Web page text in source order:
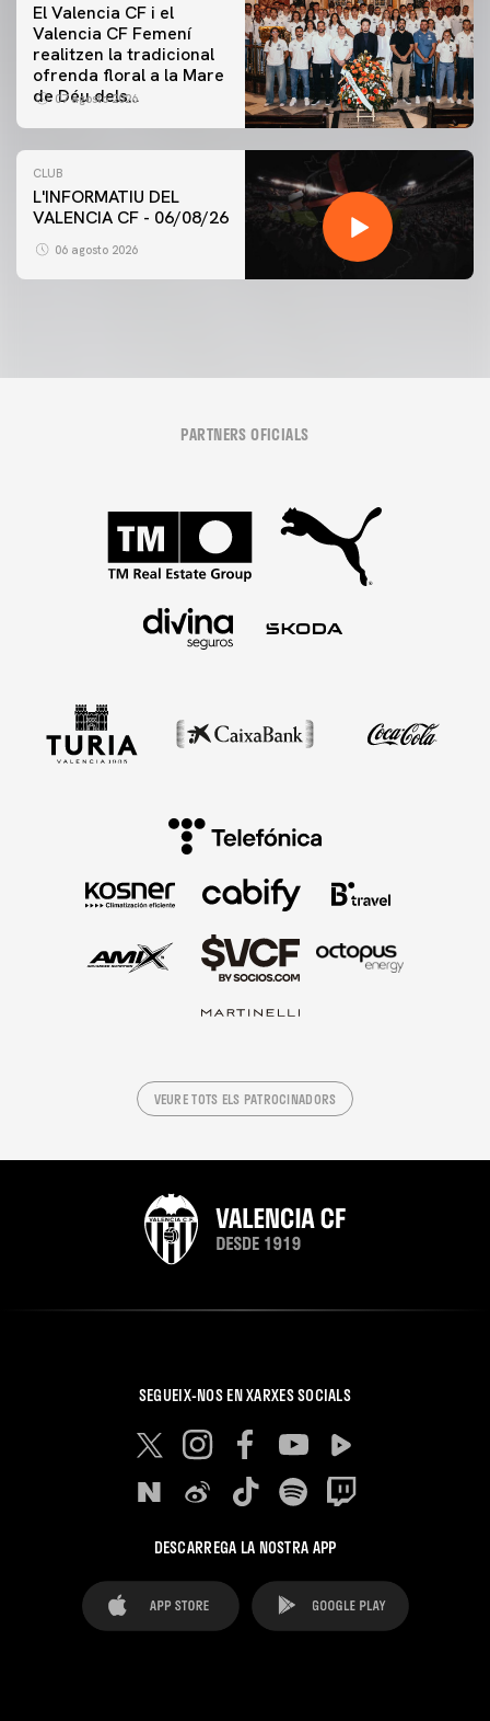
El Valencia CF i el
Valencia CF Femení
realitzen la tradicional
ofrenda floral a la Mare
de Déu dels
07 agosto 2026
CLUB
L'INFORMATIU DEL
VALENCIA CF - 06/08/26
06 agosto 2026
PARTNERS OFICIALS
VEURE TOTS ELS PATROCINADORS
SEGUEIX-NOS EN XARXES SOCIALS
DESCARREGA LA NOSTRA APP